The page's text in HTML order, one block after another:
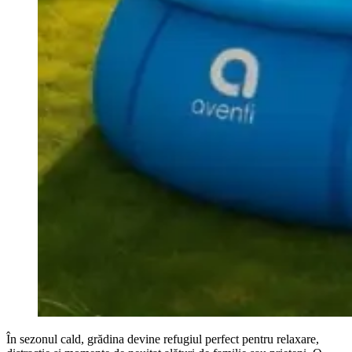
În sezonul cald, grădina devine refugiul perfect pentru relaxare,